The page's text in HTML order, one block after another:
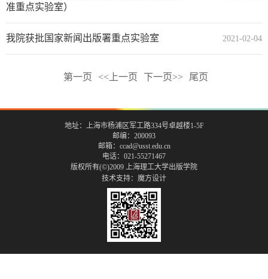
准重点实验室）
我院获批国家新闻出版署重点实验室 2021-02-04
第一页 <<上一页 下一页>> 尾页
地址：上海市杨浦区军工路334号卓越楼1-5F
邮编：200093
邮箱：ccad@usst.edu.cn
电话：021-55271467
版权所有(©)2009 上海理工大学出版学院
技术支持： 魔方设计